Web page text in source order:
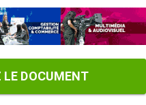
LE DOCUMENT